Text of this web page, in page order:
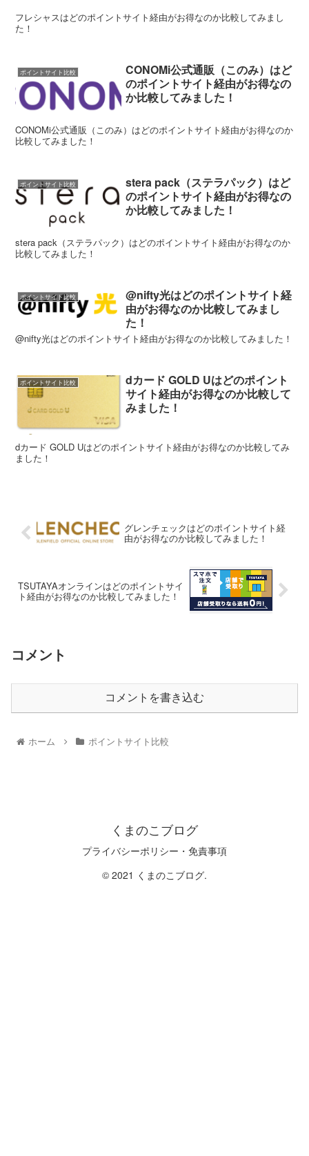
フレシャスはどのポイントサイト経由がお得なのか比較してみまし
た！
ポイントサイト比較
CONOMi公式通販（このみ）はど
のポイントサイト経由がお得なの
か比較してみました！
CONOMi公式通販（このみ）はどのポイントサイト経由がお得なのか
比較してみました！
ポイントサイト比較
stera pack（ステラパック）はど
のポイントサイト経由がお得なの
か比較してみました！
stera pack（ステラパック）はどのポイントサイト経由がお得なのか
比較してみました！
ポイントサイト比較
@nifty光はどのポイントサイト経
由がお得なのか比較してみまし
た！
@nifty光はどのポイントサイト経由がお得なのか比較してみました！
ポイントサイト比較
dカード GOLD Uはどのポイント
サイト経由がお得なのか比較して
みました！
dカード GOLD Uはどのポイントサイト経由がお得なのか比較してみ
ました！
グレンチェックはどのポイントサイト経
由がお得なのか比較してみました！
TSUTAYAオンラインはどのポイントサイ
ト経由がお得なのか比較してみました！
コメント
コメントを書き込む
ホーム ポイントサイト比較
くまのこブログ
プライバシーポリシー・免責事項
© 2021 くまのこブログ.